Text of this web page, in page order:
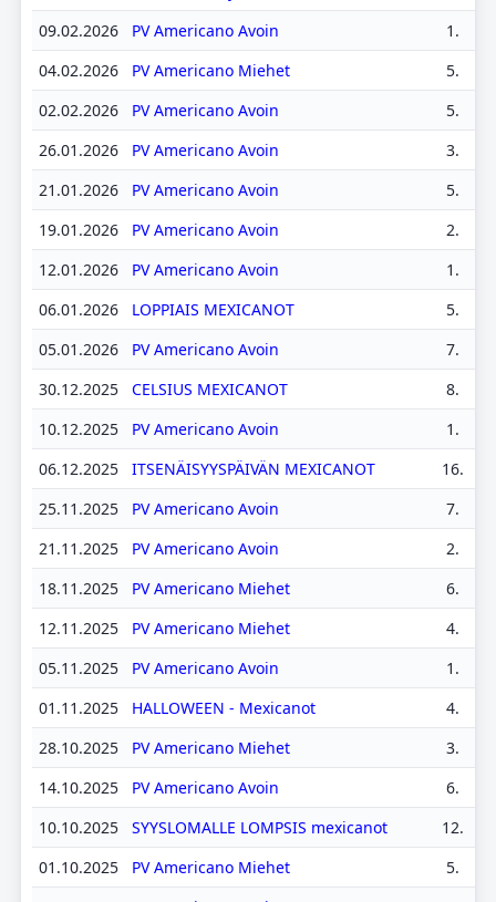
09.02.2026
PV Americano Avoin
1.
04.02.2026
PV Americano Miehet
5.
02.02.2026
PV Americano Avoin
5.
26.01.2026
PV Americano Avoin
3.
21.01.2026
PV Americano Avoin
5.
19.01.2026
PV Americano Avoin
2.
12.01.2026
PV Americano Avoin
1.
06.01.2026
LOPPIAIS MEXICANOT
5.
05.01.2026
PV Americano Avoin
7.
30.12.2025
CELSIUS MEXICANOT
8.
10.12.2025
PV Americano Avoin
1.
06.12.2025
ITSENÄISYYSPÄIVÄN MEXICANOT
16.
25.11.2025
PV Americano Avoin
7.
21.11.2025
PV Americano Avoin
2.
18.11.2025
PV Americano Miehet
6.
12.11.2025
PV Americano Miehet
4.
05.11.2025
PV Americano Avoin
1.
01.11.2025
HALLOWEEN - Mexicanot
4.
28.10.2025
PV Americano Miehet
3.
14.10.2025
PV Americano Avoin
6.
10.10.2025
SYYSLOMALLE LOMPSIS mexicanot
12.
01.10.2025
PV Americano Miehet
5.